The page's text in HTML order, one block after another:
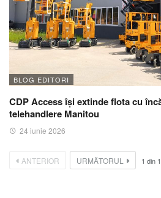
BLOG EDITORI
CDP Access își extinde flota cu
telehandlere Manitou
24 iunie 2026
ANTERIOR URMĂTORUL 1 din